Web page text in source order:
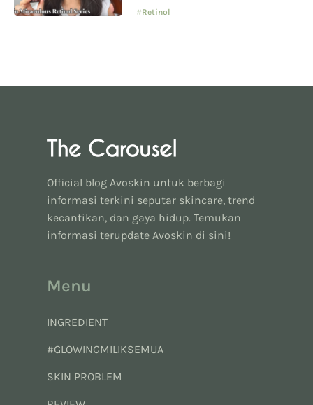
#Retinol
Official blog Avoskin untuk berbagi
informasi terkini seputar skincare, trend
kecantikan, dan gaya hidup. Temukan
informasi terupdate Avoskin di sini!
Menu
INGREDIENT
#GLOWINGMILIKSEMUA
SKIN PROBLEM